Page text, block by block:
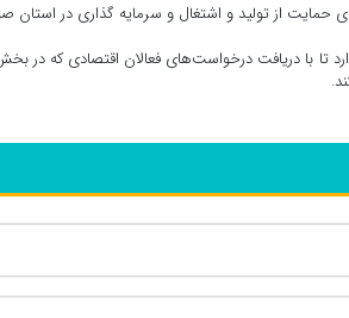
حمایت از تولید و اشتغال و سرمایه گذاری در استان
تا با دریافت درخواست‌های فعالان اقتصادی که در